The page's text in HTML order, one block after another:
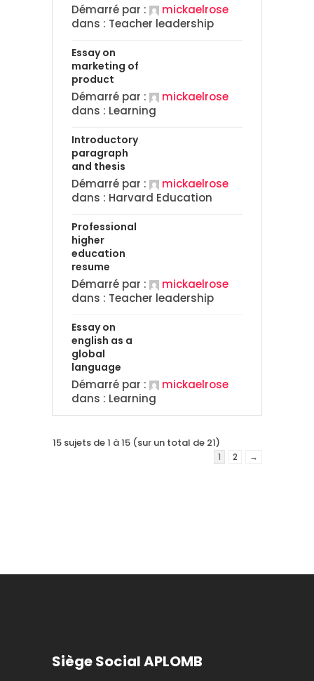
Démarré par :
mickaelrose
dans : Teacher leadership
Essay on
marketing of
product
Démarré par :
mickaelrose
dans : Learning
Introductory
paragraph
and thesis
Démarré par :
mickaelrose
dans : Harvard Education
Professional
higher
education
resume
Démarré par :
mickaelrose
dans : Teacher leadership
Essay on
english as a
global
language
Démarré par :
mickaelrose
dans : Learning
15 sujets de 1 à 15 (sur un total de 21)
1 2 →
Siège Social APLOMB